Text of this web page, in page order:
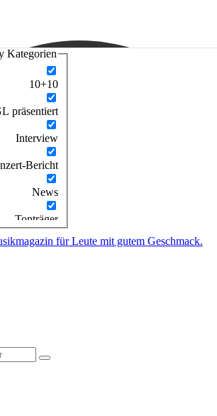
Kategorien
10+10
präsentiert
Interview
Bericht
News
Tonträger
für Leute mit gutem Geschmack.